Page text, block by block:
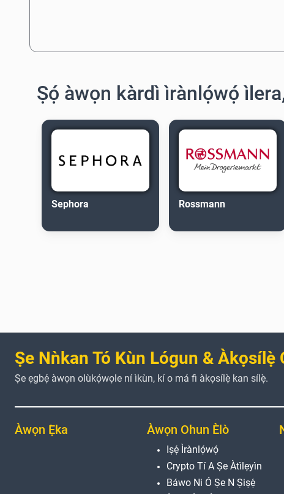
Ṣọ́ àwọn kàrdì ìrànlọ́wọ́
Sephora Rossmann
Ṣe Nǹkan Tó Kùn Lógun & Àkọsílẹ̀
Ṣe ẹgbẹ́ àwọn olùkọ́wọle ní ìkùn, kí o má fi àkọsílẹ̀ kan sílẹ̀.
Àwọn Ẹ̀ka Àwọn Ohun Èlò
Iṣẹ́ Ìrànlọ́wọ́
Crypto Tí A Ṣe Àtìlẹyìn
Báwo Ni Ó Ṣe N Ṣiṣẹ́